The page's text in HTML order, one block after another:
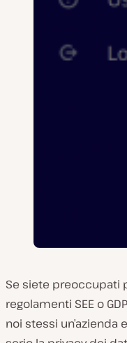
Se siete preoccupati
regolamenti SEE o
noi stessi